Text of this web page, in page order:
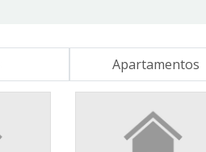
Apartamentos